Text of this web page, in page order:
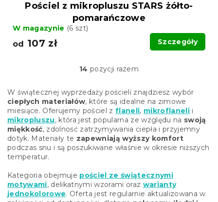
Pościel z mikropluszu STARS żółto-
pomarańczowe
W magazynie (6 szt)
od 107 zł Szczegóły
K
n
t
r
o
l
k
i
s
t
y
14 pozycji razem
W świątecznej wyprzedaży pościeli znajdziesz wybór
ciepłych materiałów, które są idealne na zimowe
miesiące. Oferujemy pościel z flaneli, mikroflaneli i
mikropluszu, która jest popularna ze względu na swoją
miękkość, zdolność zatrzymywania ciepła i przyjemny
dotyk. Materiały te zapewniają wyższy komfort
podczas snu i są poszukiwane właśnie w okresie niższych
temperatur.
Kategoria obejmuje pościel ze świątecznymi
motywami, delikatnymi wzorami oraz warianty
jednokolorowe. Oferta jest regularnie aktualizowana w